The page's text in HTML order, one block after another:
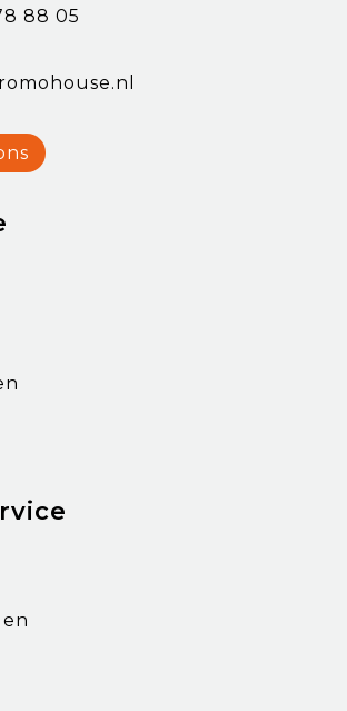
88 05